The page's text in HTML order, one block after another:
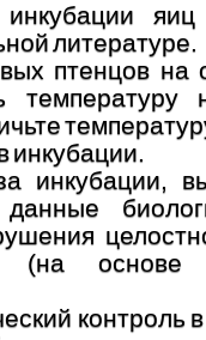
литературе.
птенцов на
инкубации.
инкубации,
(на основе
контроль